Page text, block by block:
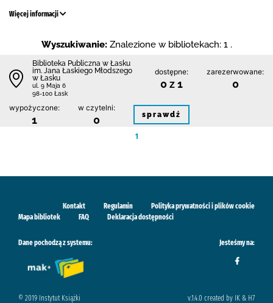
Więcej informacji
Wyszukiwanie: Znalezione w bibliotekach: 1 .
Biblioteka Publiczna w Łasku
im. Jana Łaskiego Młodszego
w Łasku
ul. 9 Maja 6
98-100 Łask
dostępne:
0 z 1
zarezerwowane:
0
wypożyczone:
1
w czytelni:
0 sprawdź
1
Kontakt Regulamin
Polityka prywatności i plików cookie
Mapa bibliotek
FAQ Deklaracja dostępności
Dane pochodzą z systemu: Jesteśmy na:
© 2019 Instytut Książki v.1.4.0 created by IK & H7